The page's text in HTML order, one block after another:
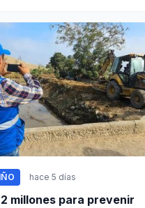
hace 5 días
millones para prevenir